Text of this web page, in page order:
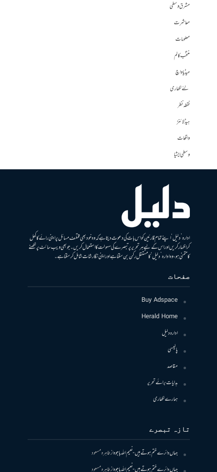
مشرق وسطی
معاشرت
معلومات
منتخب کالم
میڈیا واچ
نئے لکھاری
نقطہ نظر
ہیڈلائنز
واقعات
وسطی ایشیا
ادارہ ’دلیل‘ اپنے تمام قارئین کو اس بات کی دعوت دیتا ہے کہ وہ خود بھی مختلف مسائل پر اپنی رائے کا کھل
کر اظہار کریں اور اس کے لیے ہر تحریر پر تبصرے کی سہولت کا استعمال کریں۔ جو بھی ویب سائٹ پر لکھنے
کا متمنی ہو، وہ ادارہ ’دلیل‘ کا مستقل رکن بن سکتا ہے اور اپنی نگارشات شامل کرسکتا ہے۔
صفحات
Buy Adspace
Herald Home
ادارہ دلیل
پالیسی
مقاصد
ہدایات برائے تحریر
ہمارے لکھاری
تازہ تبصرے
جہاں دائرے ختم ہوتے ہیں- نعیم اللہ باجوہازطاہرہ مسعود